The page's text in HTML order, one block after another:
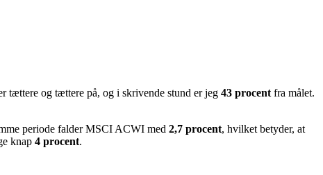
tættere og tættere på, og i skrivende stund er jeg 43 procent fra målet.
periode falder MSCI ACWI med 2,7 procent, hvilket betyder, at
knap 4 procent.